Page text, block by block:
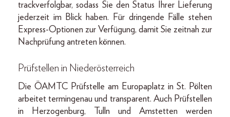
trackverfolgbar, sodass Sie den Status Ihrer Lieferung
jederzeit im Blick haben. Für dringende Fälle stehen
Express-Optionen zur Verfügung, damit Sie zeitnah zur
Nachprüfung antreten können.
Prüfstellen in Niederösterreich
Die ÖAMTC Prüfstelle am Europaplatz in St. Pölten
arbeitet termingenau und transparent. Auch Prüfstellen
in Herzogenburg, Tulln und Amstetten werden